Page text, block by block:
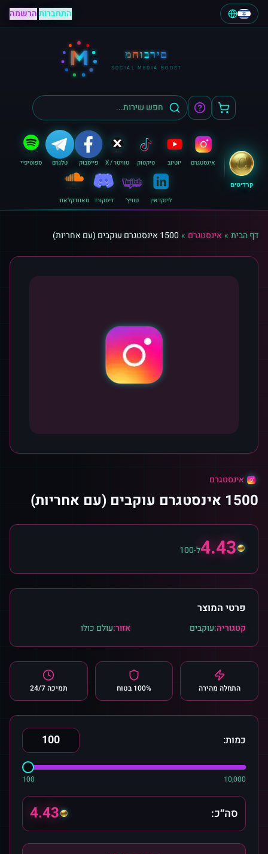
התחברות|הרשמה
M מחוברים
SOCIAL MEDIA BOOST
קרדיטים
אינסטגרם יוטיוב טיקטוק טוויטר / X פייסבוק טלגרם ספוטיפיי
לינקדאין טוויץ׳ דיסקורד סאונדקלאוד
דף הבית » אינסטגרם » 1500 אינסטגרם עוקבים (עם אחריות)
אינסטגרם
1500 אינסטגרם עוקבים (עם אחריות)
4.43ל-100
פרטי המוצר
קטגוריה:עוקבים אזור:עולם כולו
התחלה מהירה 100% בטוח תמיכה 24/7
כמות:
100 10,000
סה״כ: 4.43